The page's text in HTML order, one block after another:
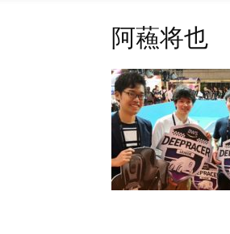
阿蘓将也